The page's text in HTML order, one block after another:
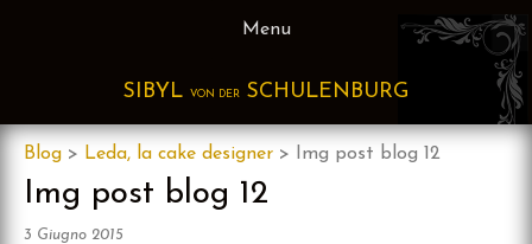
Menu
SIBYL VON DER SCHULENBURG
Blog > Leda, la cake designer > Img post blog 12
Img post blog 12
3 Giugno 2015